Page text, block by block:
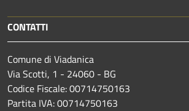
CONTATTI
Comune di Viadanica
Via Scotti, 1 - 24060 - BG
Codice Fiscale: 00714750163
Partita IVA: 00714750163